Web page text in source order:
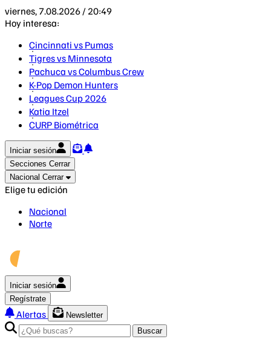
viernes, 7.08.2026 / 20:49
Hoy interesa:
Cincinnati vs Pumas
Tigres vs Minnesota
Pachuca vs Columbus Crew
K-Pop Demon Hunters
Leagues Cup 2026
Katia Itzel
CURP Biométrica
Iniciar sesión
Secciones Cerrar
Nacional Cerrar
Elige tu edición
Nacional
Norte
Iniciar sesión
Regístrate
Alertas
Newsletter
Buscar